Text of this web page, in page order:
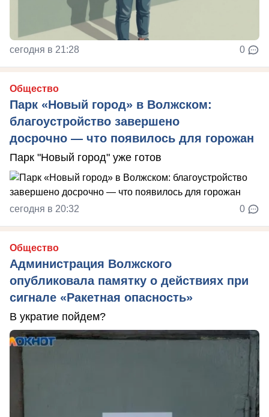
сегодня в 21:28 0
Общество
Парк «Новый город» в Волжском:
благоустройство завершено
досрочно — что появилось для горожан
Парк "Новый город" уже готов
сегодня в 20:32 0
Общество
Администрация Волжского
опубликовала памятку о действиях при
сигнале «Ракетная опасность»
В укратие пойдем?